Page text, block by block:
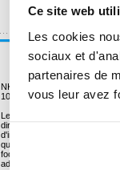
Ce site web
Les cookies
sociaux et
partenaires de
vous leur avez
UNE
Description
NK-5001Pro Caméra
1080p/720p
Le NK-5001Pro 3-en-1
directement à votre appareil
d'inspection. La caméra est
qui permet de l'utiliser dans
focale de 4 à 10 cm, offrant
adapté à diverses applications.